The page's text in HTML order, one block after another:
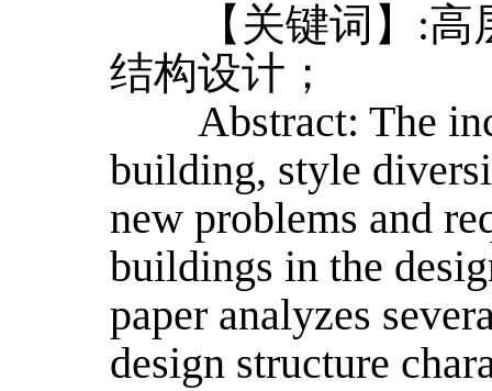
【关键词】:高
结构设计；
Abstract: The
building, style
new problems and
buildings in the
paper analyzes
design structure